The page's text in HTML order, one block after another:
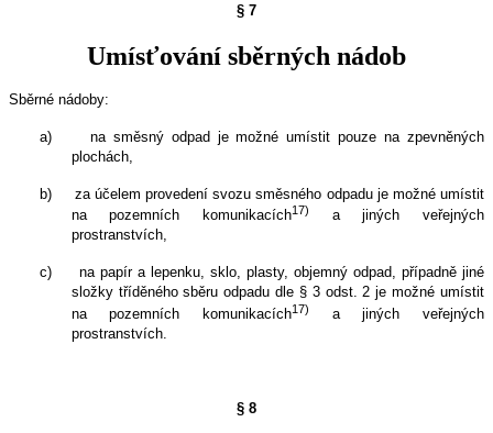
§ 7
Umísťování sběrných nádob
Sběrné nádoby:
a)
na směsný odpad je možné umístit pouze na zpevněných
plochách,
b)
za účelem provedení svozu směsného odpadu je možné umístit
na pozemních komunikacích17)
a jiných veřejných
prostranstvích,
c)
na papír a lepenku, sklo, plasty, objemný odpad, případně jiné
složky tříděného sběru odpadu dle § 3 odst. 2 je možné umístit
na pozemních komunikacích17)
a jiných veřejných
prostranstvích.
§ 8